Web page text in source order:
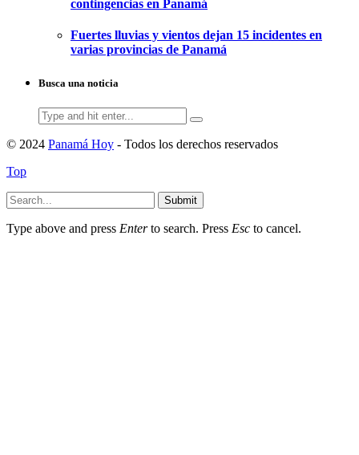
contingencias en Panamá
Fuertes lluvias y vientos dejan 15 incidentes en
varias provincias de Panamá
Busca una noticia
Search
for:
© 2024 Panamá Hoy - Todos los derechos reservados
Top
Submit
Type above and press Enterto search. Press Esc to cancel.